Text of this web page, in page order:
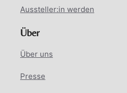
Aussteller:in werden
Über
Über uns
Presse